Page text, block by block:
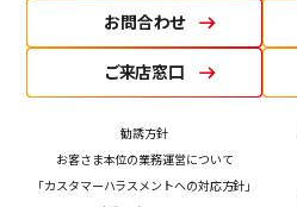
お問合わせ
ご来店窓口
勧誘方針
お客さま本位の業務運営について
「カスタマーハラスメントへの対応方針」